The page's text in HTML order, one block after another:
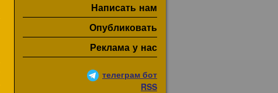
Написать нам
Опубликовать
Реклама у нас
телеграм бот
RSS